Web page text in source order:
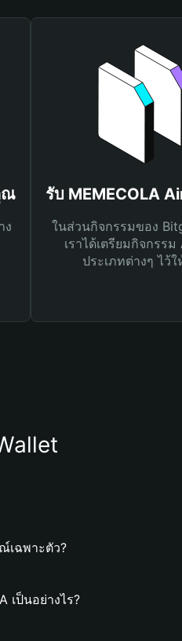
ณ
ง
รับ MEMECOLA
ในส่วนกิจกรรมของ
เราได้เตรียมกิจกรร
ประเภทต่างๆ ไว้
เฉพาะตัว?
เป็นอย่างไร?